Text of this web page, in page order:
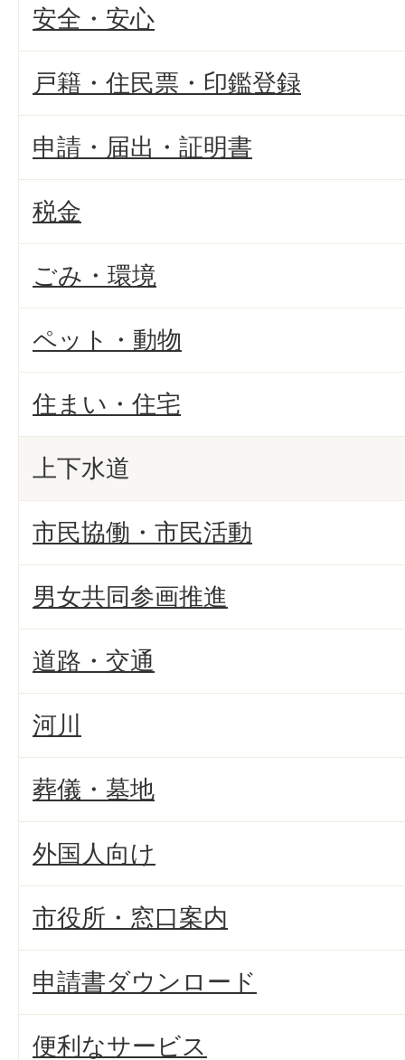
安全・安心
戸籍・住民票・印鑑登録
申請・届出・証明書
税金
ごみ・環境
ペット・動物
住まい・住宅
上下水道
市民協働・市民活動
男女共同参画推進
道路・交通
河川
葬儀・墓地
外国人向け
市役所・窓口案内
申請書ダウンロード
便利なサービス